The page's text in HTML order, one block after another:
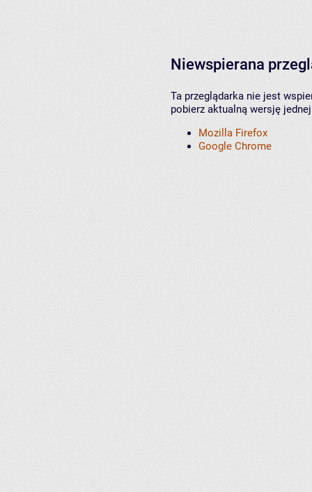
Niewspierana
Ta przeglądarka nie jest
pobierz aktualną wersję
Mozilla Firefox
Google Chrome